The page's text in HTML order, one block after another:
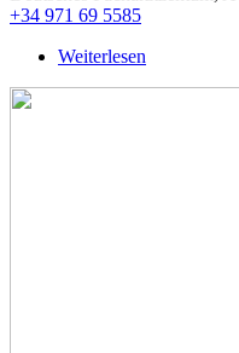
+34 971 69 5585
Weiterlesen